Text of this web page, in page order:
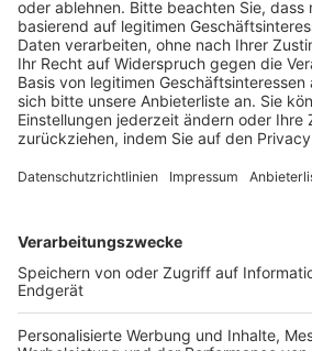
BFV-Geschäftsstellen
Trainerbörse
Login SpielPlus
FOLGE DEM BFV
TOP-VEREINE